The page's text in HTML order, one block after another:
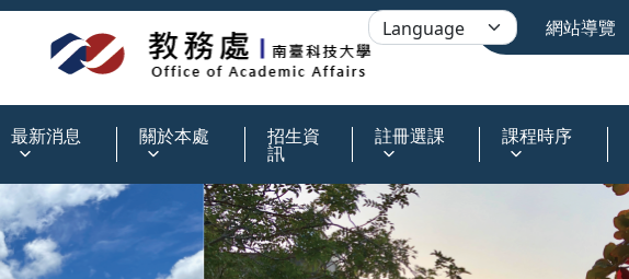
網站導覽
最新消息 關於本處 招生資
訊
註冊選課 課程時序